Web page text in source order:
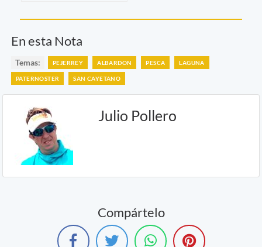
En esta Nota
Temas: PEJERREY ALBARDON PESCA LAGUNA
PATERNOSTER SAN CAYETANO
Julio Pollero
Compártelo